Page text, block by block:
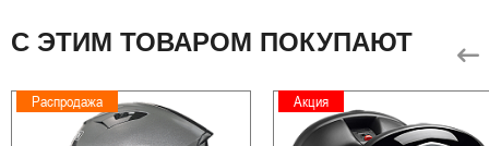
С ЭТИМ ТОВАРОМ ПОКУПАЮТ
Распродажа Акция